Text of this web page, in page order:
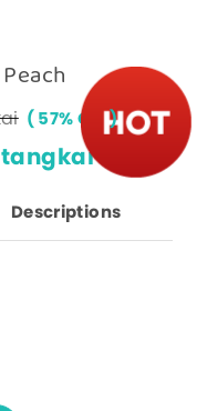
57% OFF
tangkai
Descriptions